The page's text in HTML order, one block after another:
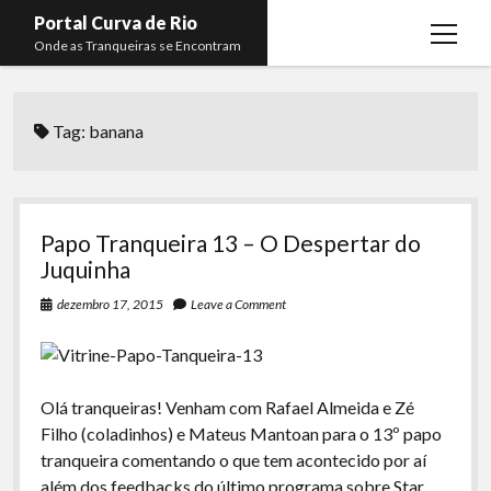
Portal Curva de Rio
Onde as Tranqueiras se Encontram
open
Curva de Rio
Komos
La Siesta Podcast
Arquivo CDR
Papo Tranqueira
Membros
Lucas Oliveira
Kaique Xavier
Tag: banana
Papo Tranqueira 13 – O Despertar do
Juquinha
dezembro 17, 2015 Leave a Comment
Olá tranqueiras! Venham com Rafael Almeida e Zé
Filho (coladinhos) e Mateus Mantoan para o 13º papo
tranqueira comentando o que tem acontecido por aí
além dos feedbacks do último programa sobre Star